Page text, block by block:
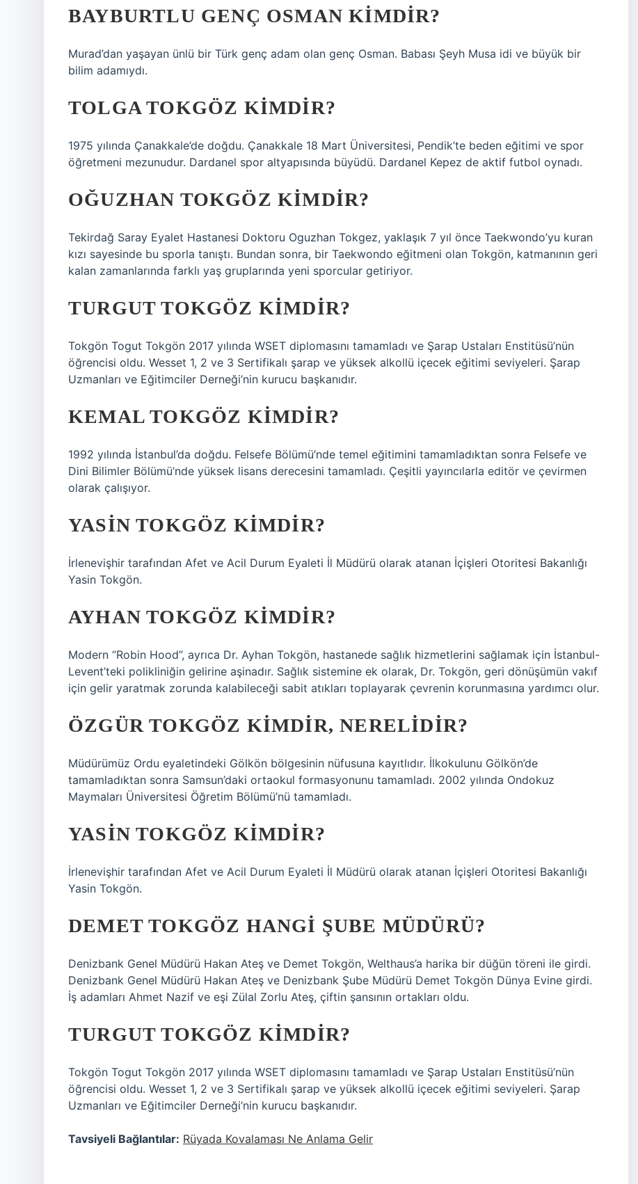
BAYBURTLU GENÇ OSMAN KIMDIR?
Murad’dan yaşayan ünlü bir Türk genç adam olan genç Osman. Babası Şeyh Musa idi ve büyük bir
bilim adamıydı.
TOLGA TOKGÖZ KIMDIR?
1975 yılında Çanakkale’de doğdu. Çanakkale 18 Mart Üniversitesi, Pendik’te beden eğitimi ve spor
öğretmeni mezunudur. Dardanel spor altyapısında büyüdü. Dardanel Kepez de aktif futbol oynadı.
OĞUZHAN TOKGÖZ KIMDIR?
Tekirdağ Saray Eyalet Hastanesi Doktoru Oguzhan Tokgez, yaklaşık 7 yıl önce Taekwondo’yu kuran
kızı sayesinde bu sporla tanıştı. Bundan sonra, bir Taekwondo eğitmeni olan Tokgön, katmanının geri
kalan zamanlarında farklı yaş gruplarında yeni sporcular getiriyor.
TURGUT TOKGÖZ KIMDIR?
Tokgön Togut Tokgön 2017 yılında WSET diplomasını tamamladı ve Şarap Ustaları Enstitüsü’nün
öğrencisi oldu. Wesset 1, 2 ve 3 Sertifikalı şarap ve yüksek alkollü içecek eğitimi seviyeleri. Şarap
Uzmanları ve Eğitimciler Derneği’nin kurucu başkanıdır.
KEMAL TOKGÖZ KIMDIR?
1992 yılında İstanbul’da doğdu. Felsefe Bölümü’nde temel eğitimini tamamladıktan sonra Felsefe ve
Dini Bilimler Bölümü’nde yüksek lisans derecesini tamamladı. Çeşitli yayıncılarla editör ve çevirmen
olarak çalışıyor.
YASIN TOKGÖZ KIMDIR?
İrlenevişhir tarafından Afet ve Acil Durum Eyaleti İl Müdürü olarak atanan İçişleri Otoritesi Bakanlığı
Yasin Tokgön.
AYHAN TOKGÖZ KIMDIR?
Modern “Robin Hood”, ayrıca Dr. Ayhan Tokgön, hastanede sağlık hizmetlerini sağlamak için İstanbul-
Levent’teki polikliniğin gelirine aşinadır. Sağlık sistemine ek olarak, Dr. Tokgön, geri dönüşümün vakıf
için gelir yaratmak zorunda kalabileceği sabit atıkları toplayarak çevrenin korunmasına yardımcı olur.
ÖZGÜR TOKGÖZ KIMDIR, NERELIDIR?
Müdürümüz Ordu eyaletindeki Gölkön bölgesinin nüfusuna kayıtlıdır. İlkokulunu Gölkön’de
tamamladıktan sonra Samsun’daki ortaokul formasyonunu tamamladı. 2002 yılında Ondokuz
Maymaları Üniversitesi Öğretim Bölümü’nü tamamladı.
YASIN TOKGÖZ KIMDIR?
İrlenevişhir tarafından Afet ve Acil Durum Eyaleti İl Müdürü olarak atanan İçişleri Otoritesi Bakanlığı
Yasin Tokgön.
DEMET TOKGÖZ HANGI ŞUBE MÜDÜRÜ?
Denizbank Genel Müdürü Hakan Ateş ve Demet Tokgön, Welthaus’a harika bir düğün töreni ile girdi.
Denizbank Genel Müdürü Hakan Ateş ve Denizbank Şube Müdürü Demet Tokgön Dünya Evine girdi.
İş adamları Ahmet Nazif ve eşi Zülal Zorlu Ateş, çiftin şansının ortakları oldu.
TURGUT TOKGÖZ KIMDIR?
Tokgön Togut Tokgön 2017 yılında WSET diplomasını tamamladı ve Şarap Ustaları Enstitüsü’nün
öğrencisi oldu. Wesset 1, 2 ve 3 Sertifikalı şarap ve yüksek alkollü içecek eğitimi seviyeleri. Şarap
Uzmanları ve Eğitimciler Derneği’nin kurucu başkanıdır.
Tavsiyeli Bağlantılar: Rüyada Kovalaması Ne Anlama Gelir